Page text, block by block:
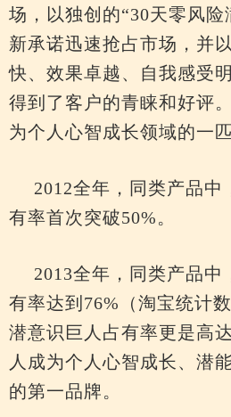
场，以独创的“30天零风险
新承诺迅速抢占市场，并
快、效果卓越、自我感受
得到了客户的青睐和好评
为个人心智成长领域的一匹
2012全年，同类产品中
有率首次突破50%。
2013全年，同类产品中
有率达到76%（淘宝统计
潜意识巨人占有率更是高
人成为个人心智成长、潜
的第一品牌。